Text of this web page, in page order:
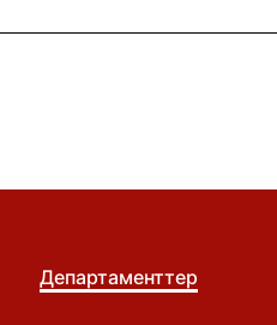
Департаменттер